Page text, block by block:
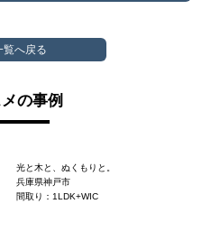
覧へ戻る
の事例
光と木と、ぬくもりと。
兵庫県神戸市
間取り：1LDK+WIC